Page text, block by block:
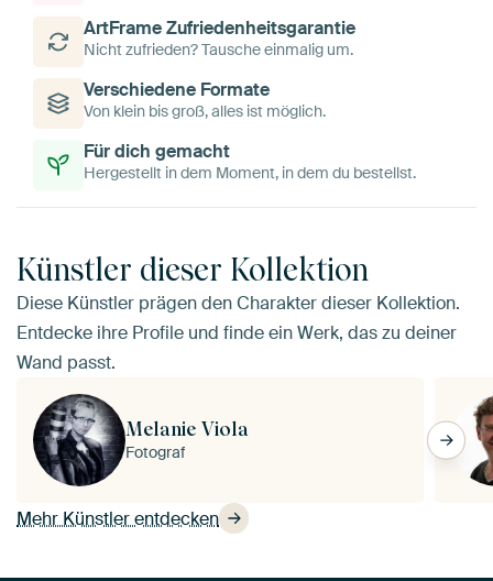
ArtFrame Zufriedenheitsgarantie
Nicht zufrieden? Tausche einmalig um.
Verschiedene Formate
Von klein bis groß, alles ist möglich.
Für dich gemacht
Hergestellt in dem Moment, in dem du bestellst.
Künstler dieser Kollektion
Diese Künstler prägen den Charakter dieser Kollektion.
Entdecke ihre Profile und finde ein Werk, das zu deiner
Wand passt.
Mehr Künstler entdecken
Melanie Viola
Fotograf